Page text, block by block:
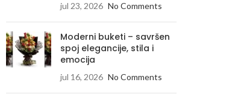
jul 23, 2026 No Comments
Moderni buketi – savršen
spoj elegancije, stila i
emocija
jul 16, 2026 No Comments